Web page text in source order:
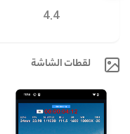
4.4
لقطات الشاشة